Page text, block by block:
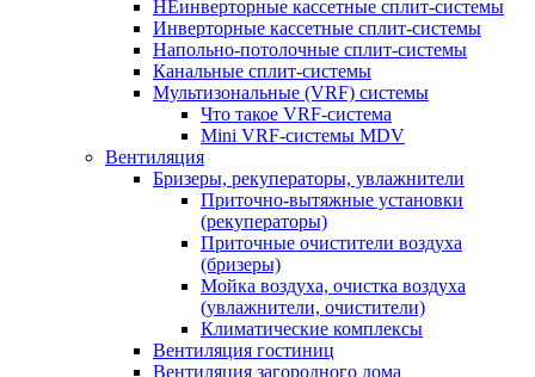
НЕинверторные кассетные сплит-системы
Инверторные кассетные сплит-системы
Напольно-потолочные сплит-системы
Канальные сплит-системы
Мультизональные (VRF) системы
Что такое VRF-система
Mini VRF-системы MDV
Вентиляция
Бризеры, рекуператоры, увлажнители
Приточно-вытяжные установки
(рекуператоры)
Приточные очистители воздуха
(бризеры)
Мойка воздуха, очистка воздуха
(увлажнители, очистители)
Климатические комплексы
Вентиляция гостиниц
Вентиляция загородного дома